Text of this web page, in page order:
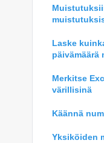
Laske
päivämäärä
Merkitse
värillisinä
Käännä
Yksiköiden